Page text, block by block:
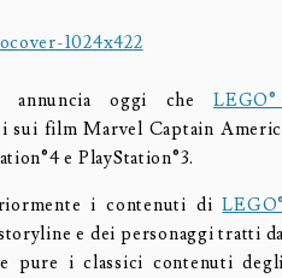
annuncia oggi che
film Marvel Captain
e PlayStation®3.
i contenuti di
e dei personaggi tratti
pure i classici contenuti